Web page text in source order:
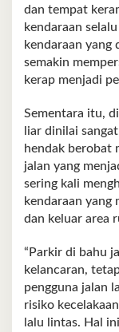
dan tempat
kendaraan
kendaraan yang
semakin
kerap menjadi
Sementara itu,
liar dinilai
hendak berobat
jalan yang
sering kali
kendaraan yang
dan keluar area
“Parkir di bahu
kelancaran,
pengguna jalan
risiko
lalu lintas. Hal